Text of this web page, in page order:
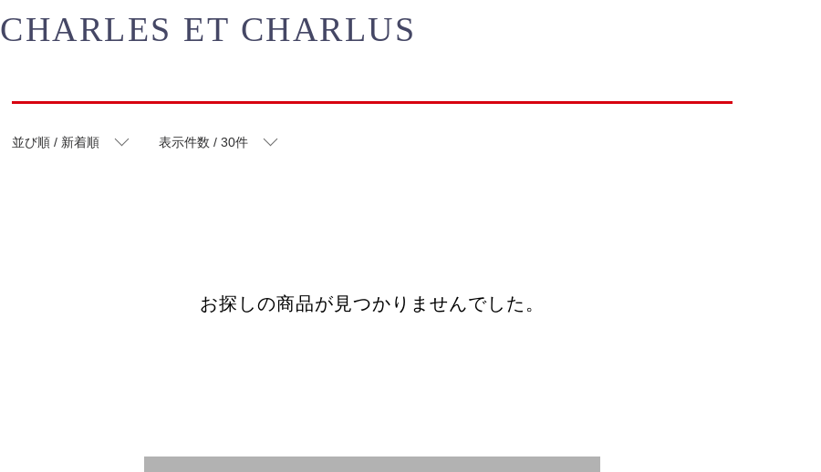
CHARLES ET CHARLUS
並び順 / 新着順 表示件数 / 30件
お探しの商品が見つかりませんでした。